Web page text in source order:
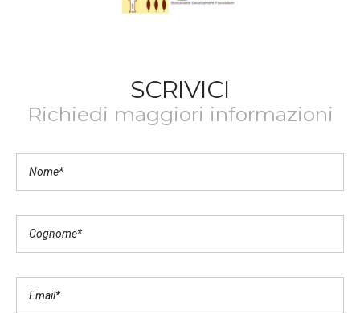
SCRIVICI
Richiedi maggiori informazioni